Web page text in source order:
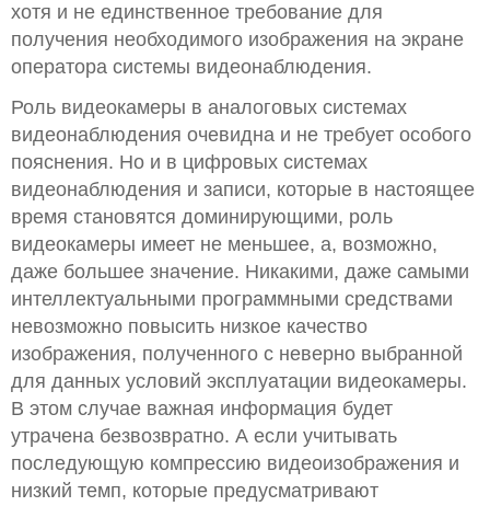
хотя и не единственное требование для
получения необходимого изображения на экране
оператора системы видеонаблюдения.
Роль видеокамеры в аналоговых системах
видеонаблюдения очевидна и не требует особого
пояснения. Но и в цифровых системах
видеонаблюдения и записи, которые в настоящее
время становятся доминирующими, роль
видеокамеры имеет не меньшее, а, возможно,
даже большее значение. Никакими, даже самыми
интеллектуальными программными средствами
невозможно повысить низкое качество
изображения, полученного с неверно выбранной
для данных условий эксплуатации видеокамеры.
В этом случае важная информация будет
утрачена безвозвратно. А если учитывать
последующую компрессию видеоизображения и
низкий темп, которые предусматривают